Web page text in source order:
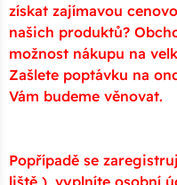
získat zajímavou
našich produktů?
možnost nákupu na
Zašlete poptávku na
Vám budeme věnovat.
Popřípadě se
liště ), vyplníte osobní